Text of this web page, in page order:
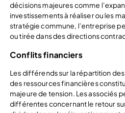
décisions majeures comme
investissements à réaliser ou les
stratégie commune, l’entreprise
ou tirée dans des directions
Conflits financiers
Les différends sur la répartition
des ressources financières
majeure de tension. Les associés
différentes concernant le retour